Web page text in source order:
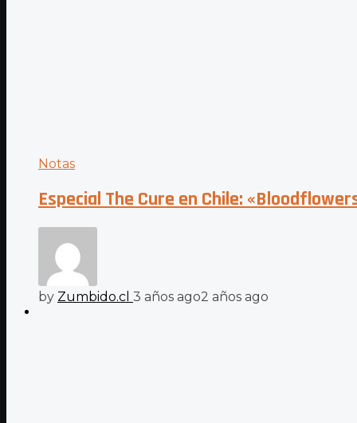
Notas
Especial The Cure en Chile:
by Zumbido.cl 3 años ago2 años ago